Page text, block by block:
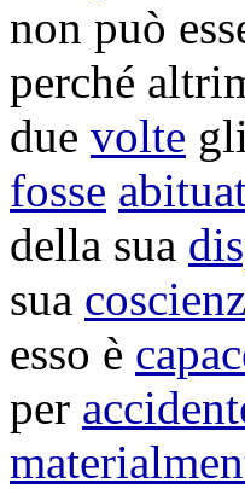
non può
perché
due volte
fosse
della sua
sua
esso è
per